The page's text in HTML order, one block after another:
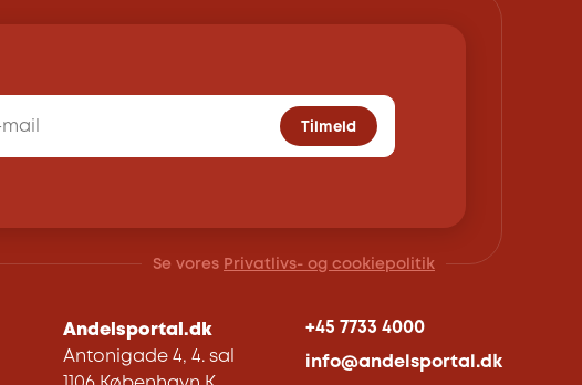
Tilmeld
Se vores Privatlivs- og cookiepolitik
Andelsportal.dk
Antonigade 4, 4. sal
+45 7733 4000
info@andelsportal.dk